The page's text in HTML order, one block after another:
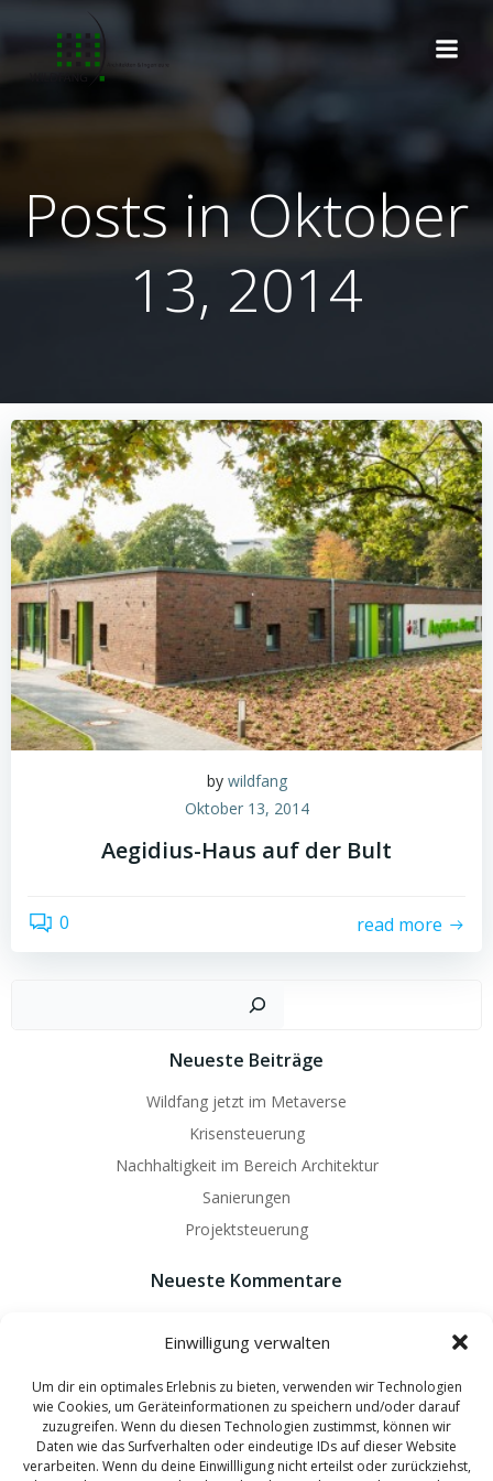
Einwilligung verwalten
Um dir ein optimales Erlebnis zu bieten, verwenden wir Technologien
wie Cookies, um Geräteinformationen zu speichern und/oder darauf
zuzugreifen. Wenn du diesen Technologien zustimmst, können wir
Daten wie das Surfverhalten oder eindeutige IDs auf dieser Website
verarbeiten. Wenn du deine Einwillligung nicht erteilst oder zurückziehst,
Inhalt
Posts in Oktober
13, 2014
by wildfang
Oktober 13, 2014
Aegidius-Haus auf der Bult
0 read more
Neueste Beiträge
Wildfang jetzt im Metaverse
Krisensteuerung
Nachhaltigkeit im Bereich Architektur
Sanierungen
Projektsteuerung
Neueste Kommentare
© 2026 Wildfang Architekten - Ingenieure. Created by